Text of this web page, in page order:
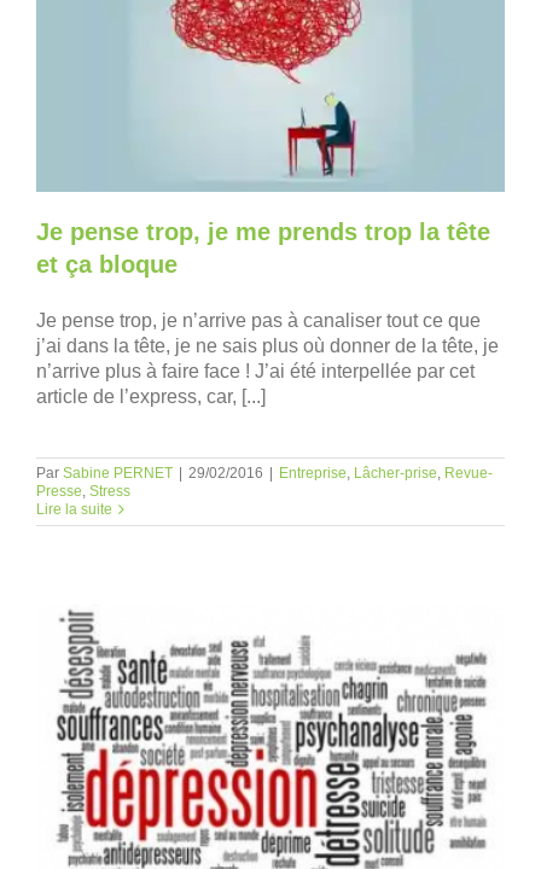
Je pense trop, je me prends trop la tête
et ça bloque
Je pense trop, je n’arrive pas à canaliser tout ce que
j’ai dans la tête, je ne sais plus où donner de la tête, je
n’arrive plus à faire face ! J’ai été interpellée par cet
article de l’express, car, [...]
Par Sabine PERNET | 29/02/2016 | Entreprise, Lâcher-prise, Revue-
Presse, Stress
Lire la suite